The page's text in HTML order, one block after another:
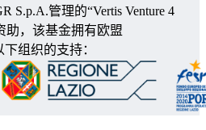
S.p.A.管理的“Vertis Venture 4
助，该基金拥有欧盟
组织的支持：